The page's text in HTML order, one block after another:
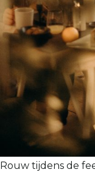
Rouw tijdens de